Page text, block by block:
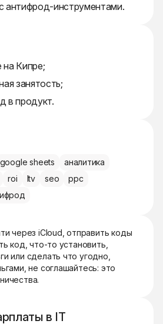
антифрод-инструментами.
на Кипре;
занятость;
в продукт.
google sheets
аналитика
roi ltv seo
ppc
через iCloud, отправить коды
код, что-то установить,
или сделать что угодно,
не соглашайтесь: это
в IT